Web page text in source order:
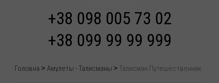
+38 098 005 73 02
+38 099 99 99 999
Головна Амулеты - Талисманы Талисман Путешественник